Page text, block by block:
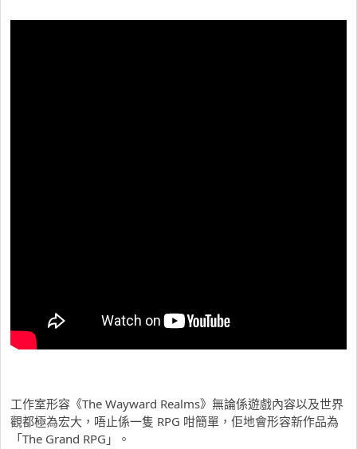
工作室形容《The Wayward Realms》無論係遊戲內容以及世界
觀都極為宏大，唔止係一隻 RPG 咁簡單，佢地會形容新作品為
「The Grand RPG」。